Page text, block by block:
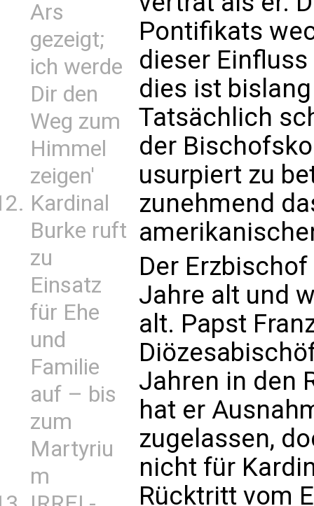
Ars
gezeigt;
ich werde
Dir den
Weg zum
Himmel
zeigen'
Kardinal
Burke ruft
zu
Einsatz
für Ehe
und
Familie
auf – bis
zum
Martyriu
m
Pontifikats
dieser
dies ist
Tatsächlich
der
usurpiert zu
zunehmend
Der
Jahre alt und
alt. Papst
Jahren in den
hat er
zugelassen,
nicht für
Rücktritt vom